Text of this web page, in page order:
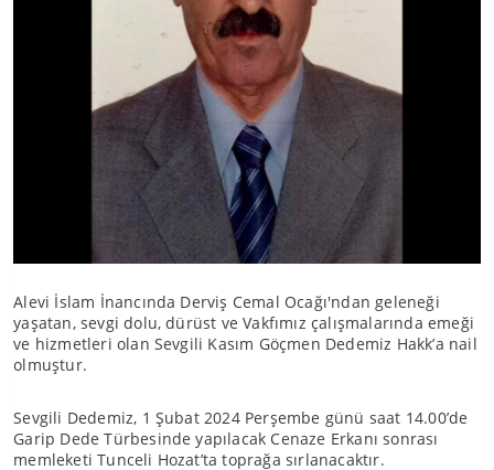
Alevi İslam İnancında Derviş Cemal Ocağı'ndan geleneği
yaşatan, sevgi dolu, dürüst ve Vakfımız çalışmalarında emeği
ve hizmetleri olan Sevgili Kasım Göçmen Dedemiz Hakk’a nail
olmuştur.
Sevgili Dedemiz, 1 Şubat 2024 Perşembe günü saat 14.00’de
Garip Dede Türbesinde yapılacak Cenaze Erkanı sonrası
memleketi Tunceli Hozat’ta toprağa sırlanacaktır.